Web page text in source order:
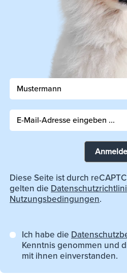
Diese Seite ist durch
gelten die
Nutzungsbedingungen.
Ich habe die
Kenntnis genommen und
mit ihnen einverstanden.